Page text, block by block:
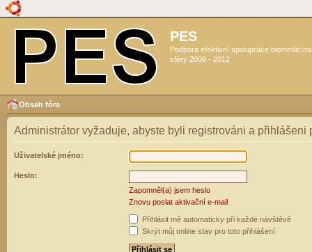
PES
Podpora efektivní spolupráce
sféry 2009 - 2012
Obsah fóra
Administrátor vyžaduje, abyste byli registrováni a přihlášeni
Uživatelské jméno:
Heslo:
Zapomněl(a) jsem heslo
Znovu poslat aktivační e-mail
Přihlásit mě automaticky při každé návštěvě
Skrýt můj online stav pro toto přihlášení